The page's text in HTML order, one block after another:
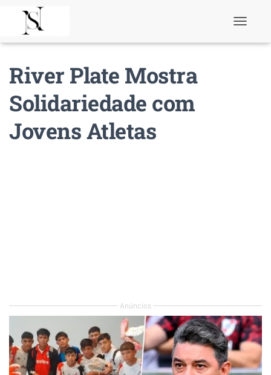
River Plate Mostra
Solidariedade com
Jovens Atletas
Anúncios